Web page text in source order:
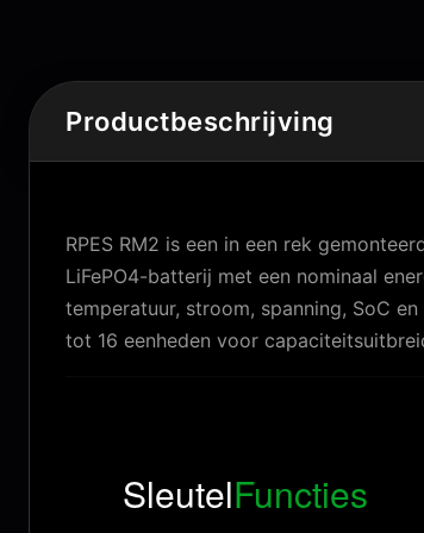
Productbeschrijving
RPES RM2 is een in een rek
LiFePO4-batterij met een nominaal
temperatuur, stroom, spanning, SoC
tot 16 eenheden voor
SleutelFuncties